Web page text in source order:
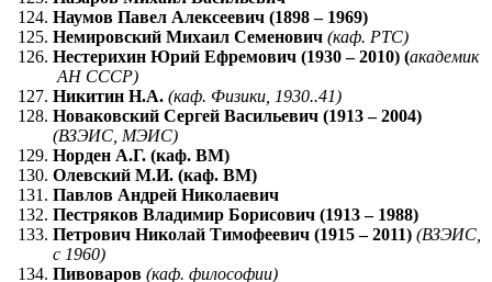
Наумов Павел Алексеевич (1898 – 1969)
Немировский Михаил Семенович (каф. РТС)
Нестерихин Юрий Ефремович (1930 – 2010) (академик
АН СССР)
Никитин Н.А. (каф. Физики, 1930..41)
Новаковский Сергей Васильевич (1913 – 2004)
(ВЗЭИС, МЭИС)
Норден А.Г. (каф. ВМ)
Олевский М.И. (каф. ВМ)
Павлов Андрей Николаевич
Пестряков Владимир Борисович (1913 – 1988)
Петрович Николай Тимофеевич (1915 – 2011) (ВЗЭИС,
с 1960)
Пивоваров (каф. философии)